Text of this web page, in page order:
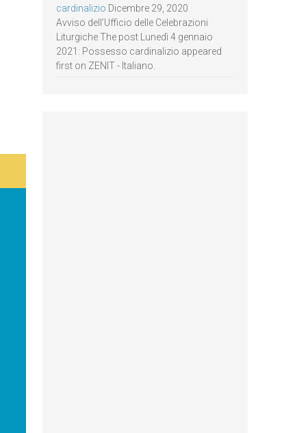
cardinalizio Dicembre 29, 2020
Avviso dell’Ufficio delle Celebrazioni
Liturgiche The post Lunedì 4 gennaio
2021: Possesso cardinalizio appeared
first on ZENIT - Italiano.